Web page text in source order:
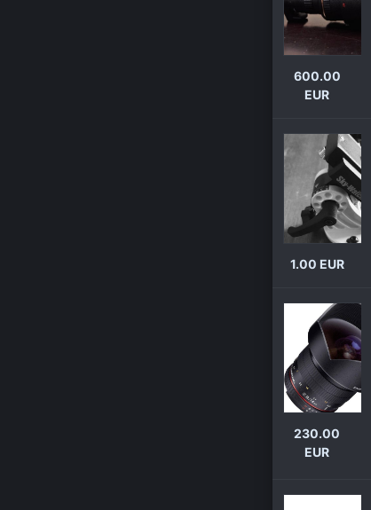
600.00
EUR
1.00 EUR
230.00
EUR